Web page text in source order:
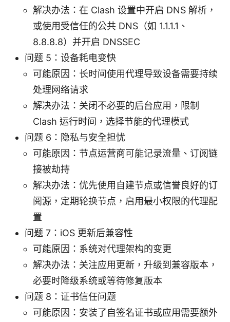
解决办法：在 Clash 设置中开启 DNS 解析，
或使用受信任的公共 DNS（如 1.1.1.1、
8.8.8.8）并开启 DNSSEC
问题 5：设备耗电变快
可能原因：长时间使用代理导致设备需要持续
处理网络请求
解决办法：关闭不必要的后台应用，限制
Clash 运行时间，选择节能的代理模式
问题 6：隐私与安全担忧
可能原因：节点运营商可能记录流量、订阅链
接被劫持
解决办法：优先使用自建节点或信誉良好的订
阅源，定期轮换节点，启用最小权限的代理配
置
问题 7：iOS 更新后兼容性
可能原因：系统对代理架构的变更
解决办法：关注应用更新，升级到兼容版本，
必要时降级系统或等待修复版本
问题 8：证书信任问题
可能原因：安装了自签名证书或应用需要额外